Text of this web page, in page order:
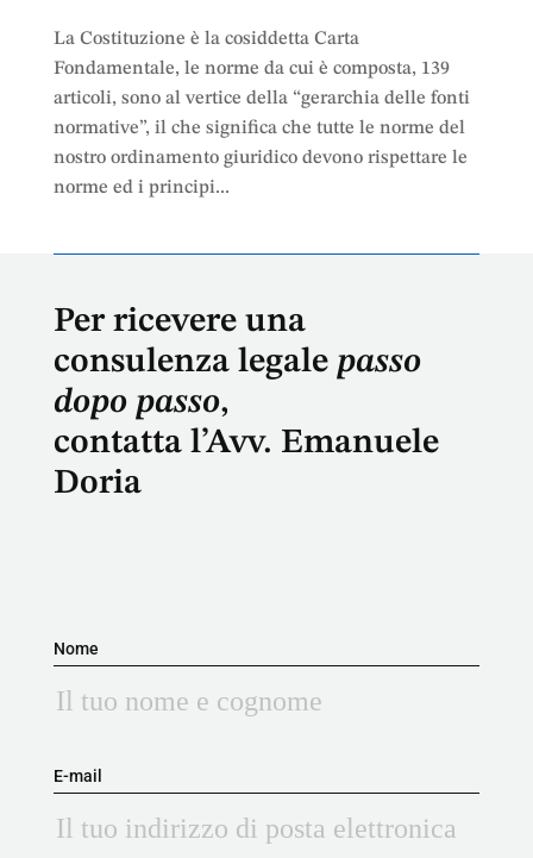
La Costituzione è la cosiddetta Carta
Fondamentale, le norme da cui è composta, 139
articoli, sono al vertice della “gerarchia delle fonti
normative”, il che significa che tutte le norme del
nostro ordinamento giuridico devono rispettare le
norme ed i principi...
Per ricevere una
consulenza legale passo
dopo passo,
contatta l’Avv. Emanuele
Doria
Nome
E-mail